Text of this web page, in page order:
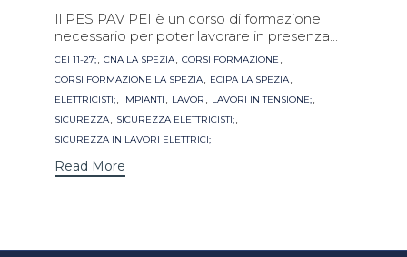
Il PES PAV PEI è un corso di formazione
necessario per poter lavorare in presenza...
Tags
CEI 11-27;, CNA LA SPEZIA, CORSI FORMAZIONE ,
CORSI FORMAZIONE LA SPEZIA, ECIPA LA SPEZIA,
ELETTRICISTI;, IMPIANTI , LAVOR , LAVORI IN TENSIONE;,
SICUREZZA, SICUREZZA ELETTRICISTI;,
SICUREZZA IN LAVORI ELETTRICI;
Read More